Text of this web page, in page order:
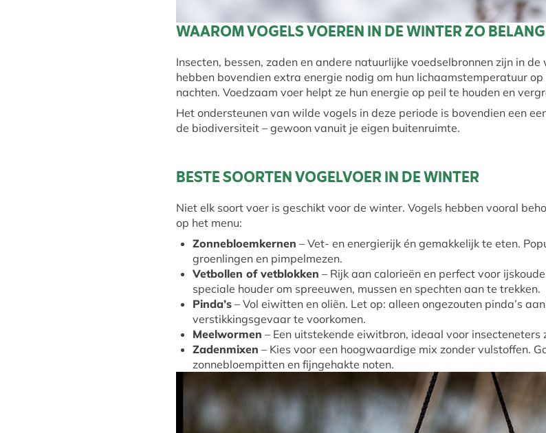
WAAROM VOGELS VOEREN IN DE WINTER ZO
Insecten, bessen, zaden en andere natuurlijke voedselbronnen zijn in
hebben bovendien extra energie nodig om hun lichaamstemperatuur
nachten. Voedzaam voer helpt ze hun energie op peil te houden en
Het ondersteunen van wilde vogels in deze periode is bovendien een
de biodiversiteit – gewoon vanuit je eigen buitenruimte.
BESTE SOORTEN VOGELVOER IN DE WINTER
Niet elk soort voer is geschikt voor de winter. Vogels hebben vooral
op het menu:
Zonnebloemkernen – Vet- en energierijk én gemakkelijk te eten.
groenlingen en pimpelmezen.
Vetbollen of vetblokken – Rijk aan calorieën en perfect voor
speciale houder om spreeuwen, mussen en spechten aan te trekken.
Pinda’s – Vol eiwitten en oliën. Let op: alleen ongezouten pinda’s
verstikkingsgevaar te voorkomen.
Meelwormen – Een uitstekende eiwitbron, ideaal voor insecteneters
Zadenmixen – Kies voor een hoogwaardige mix zonder vulstoffen.
zonnebloempitten en fijngehakte noten.